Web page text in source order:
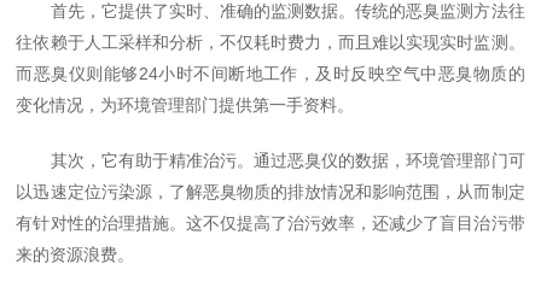
首先，它提供了实时、准确的监测数据。传统的恶臭监测方法往
往依赖于人工采样和分析，不仅耗时费力，而且难以实现实时监测。
而恶臭仪则能够24小时不间断地工作，及时反映空气中恶臭物质的
变化情况，为环境管理部门提供第一手资料。
其次，它有助于精准治污。通过恶臭仪的数据，环境管理部门可
以迅速定位污染源，了解恶臭物质的排放情况和影响范围，从而制定
有针对性的治理措施。这不仅提高了治污效率，还减少了盲目治污带
来的资源浪费。